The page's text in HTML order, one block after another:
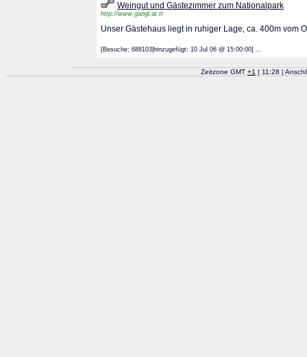
Weingut und Gästezimmer zum Nationalpark
http://www.gangl.at.tt
Unser Gästehaus liegt in ruhiger Lage, ca. 400m vom
[Besuche: 688103|hinzugefügt: 10 Jul 06 @ 15:00:00] ...
Zeitzone GMT +1 | 11:28 |